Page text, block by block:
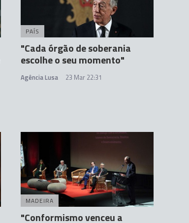
PAÍS
"Cada órgão de soberania
escolhe o seu momento"
Agência Lusa 23 Mar 22:31
MADEIRA
"Conformismo venceu a